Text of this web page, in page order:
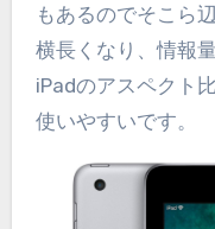
もあるのでそこら
横長くなり、情報
iPadのアスペクト
使いやすいです。